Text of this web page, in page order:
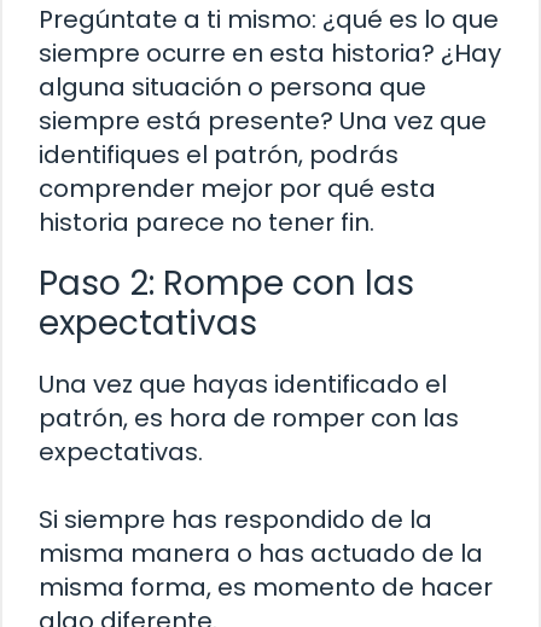
Pregúntate a ti mismo: ¿qué es lo que
siempre ocurre en esta historia? ¿Hay
alguna situación o persona que
siempre está presente? Una vez que
identifiques el patrón, podrás
comprender mejor por qué esta
historia parece no tener fin.
Paso 2: Rompe con las
expectativas
Una vez que hayas identificado el
patrón, es hora de romper con las
expectativas.
Si siempre has respondido de la
misma manera o has actuado de la
misma forma, es momento de hacer